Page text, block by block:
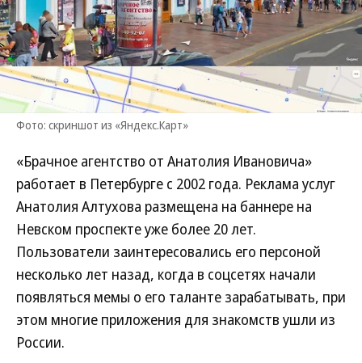
Фото: скриншот из «Яндекс.Карт»
«Брачное агентство от Анатолия Ивановича»
работает в Петербурге с 2002 года. Реклама услуг
Анатолия Алтухова размещена на баннере на
Невском проспекте уже более 20 лет.
Пользователи заинтересовались его персоной
несколько лет назад, когда в соцсетях начали
появляться мемы о его таланте зарабатывать, при
этом многие приложения для знакомств ушли из
России.